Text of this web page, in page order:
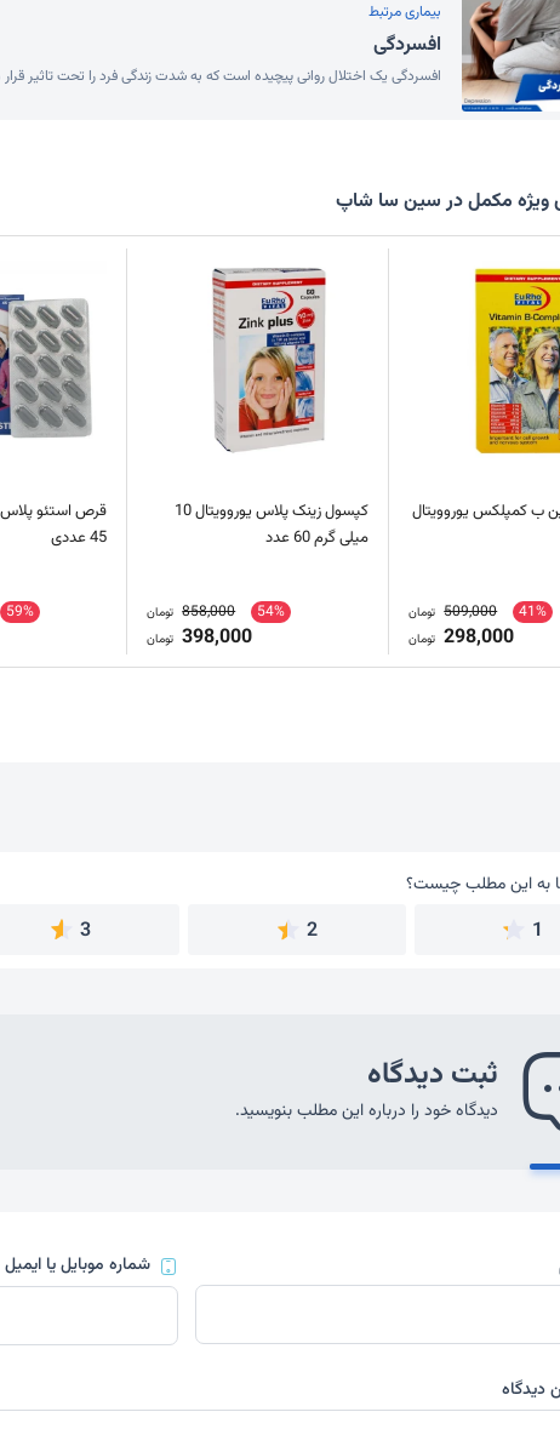
بیماری مرتبط
افسردگی
افسردگی یک اختلال روانی پیچیده است که به شدت زندگی فرد را تحت تاثیر
ویژه مکمل در سین سا شاپ
ب کمپلکس یوروویتال
41%
509,000 تومان
298,000 تومان
کپسول زینک پلاس یوروویتال 10
میلی گرم 60 عدد
54%
858,000 تومان
398,000 تومان
قرص استئو پلاس
45 عددی
59%
به این مطلب چیست؟
به این مطلب چیست؟
1
2
3
ثبت دیدگاه
دیدگاه خود را درباره این مطلب بنویسید.
شماره موبایل یا ایمیل
دیدگاه